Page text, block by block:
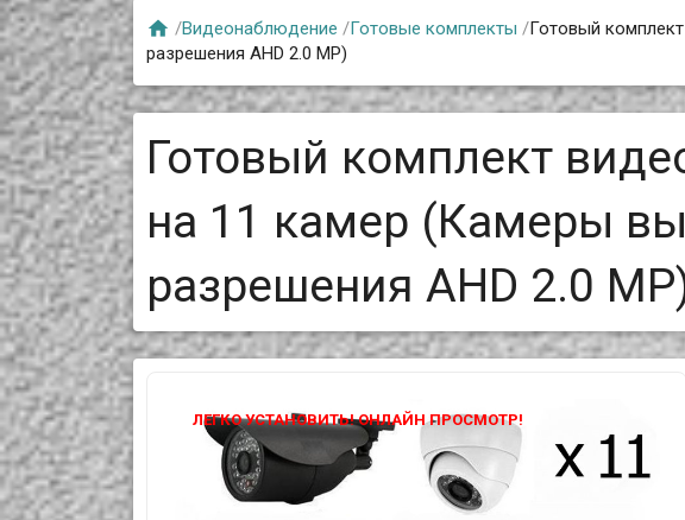
 /Видеонаблюдение /Готовые комплекты /Готовый
разрешения AHD 2.0 MP)
Готовый комплект
на 11 камер (Камеры
разрешения AHD 2.0
ЛЕГКО УСТАНОВИТЬ! ОНЛАЙН ПРОСМОТР!